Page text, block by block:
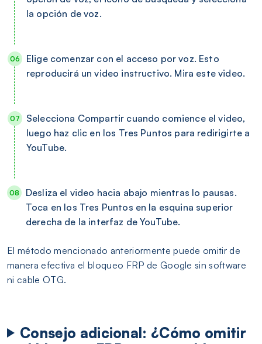
la opción de voz.
Elige comenzar con el acceso por voz. Esto
reproducirá un video instructivo. Mira este video.
Selecciona Compartir cuando comience el video,
luego haz clic en los Tres Puntos para redirigirte a
YouTube.
Desliza el video hacia abajo mientras lo pausas.
Toca en los Tres Puntos en la esquina superior
derecha de la interfaz de YouTube.
El método mencionado anteriormente puede omitir de
manera efectiva el bloqueo FRP de Google sin software
ni cable OTG.
Consejo adicional: ¿Cómo omitir